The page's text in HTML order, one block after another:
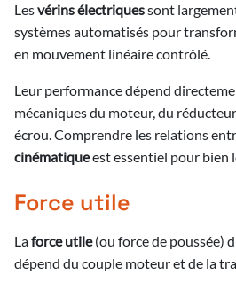
2026
2026
2026
2026
2026
2026
2026
2026
2026
2026
2026
2026
2025
2025
Lesvérins électriquessont
systèmes automatisés pour
en mouvement linéaire contrôlé.
Leur performance dépend
mécaniques du moteur, du
écrou. Comprendre les relations
cinématiqueest essentiel pour bien
Force utile
Laforce utile(ou force de poussée)
dépend du couple moteur et de la